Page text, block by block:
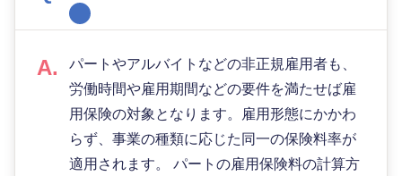
パートやアルバイトなどの非正規雇用者も、
労働時間や雇用期間などの要件を満たせば雇
用保険の対象となります。雇用形態にかかわ
らず、事業の種類に応じた同一の保険料率が
適用されます。 パートの雇用保険料の計算方